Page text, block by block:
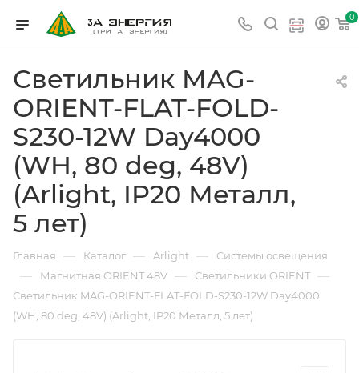
0
Светильник MAG-
ORIENT-FLAT-FOLD-
S230-12W Day4000
(WH, 80 deg, 48V)
(Arlight, IP20 Металл,
5 лет)
Главная — Каталог — Arlight — Системы освещения
— Магнитная ORIENT 48V — Светильники ORIENT —
Светильник MAG-ORIENT-FLAT-FOLD-S230-12W Day4000
(WH, 80 deg, 48V) (Arlight, IP20 Металл, 5 лет)